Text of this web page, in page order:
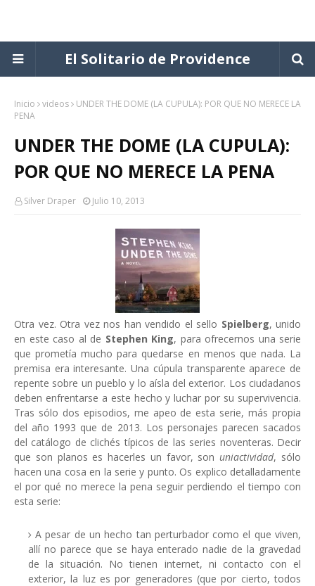
El Solitario de Providence
Inicio videos
UNDER THE DOME (LA CUPULA): POR QUE NO MERECE LA
PENA
UNDER THE DOME (LA CUPULA):
POR QUE NO MERECE LA PENA
Silver Draper Julio 10, 2013
Otra vez. Otra vez nos han vendido el sello Spielberg, unido
en este caso al de Stephen King, para ofrecernos una serie
que prometía mucho para quedarse en menos que nada. La
premisa era interesante. Una cúpula transparente aparece de
repente sobre un pueblo y lo aísla del exterior. Los ciudadanos
deben enfrentarse a este hecho y luchar por su supervivencia.
Tras sólo dos episodios, me apeo de esta serie, más propia
del año 1993 que de 2013. Los personajes parecen sacados
del catálogo de clichés típicos de las series noventeras. Decir
que son planos es hacerles un favor, sonuniactividad, sólo
hacen una cosa en la serie y punto. Os explico detalladamente
el por qué no merece la pena seguir perdiendo el tiempo con
esta serie:
A pesar de un hecho tan perturbador como el que viven,
allí no parece que se haya enterado nadie de la gravedad
de la situación. No tienen internet, ni contacto con el
exterior, la luz es por generadores (que por cierto, todos